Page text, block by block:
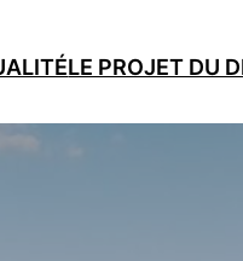
LE PROJET DU